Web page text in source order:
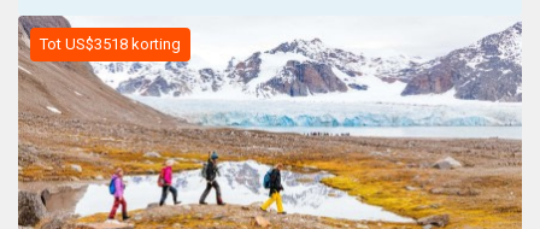
Tot US$3518 korting